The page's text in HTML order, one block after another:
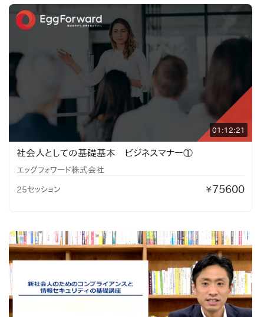
01:12:21
社会人としての基礎基本 ビジネスマナー①
エッグフォワード株式会社
25セッション ¥75600